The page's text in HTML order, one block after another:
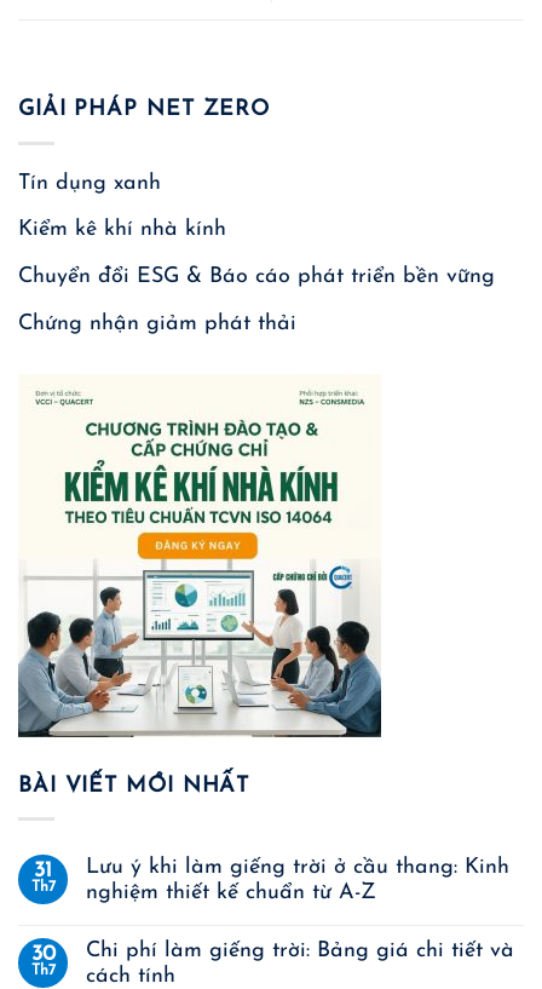
GIẢI PHÁP NET ZERO
Tín dụng xanh
Kiểm kê khí nhà kính
Chuyển đổi ESG & Báo cáo phát triển bền vững
Chứng nhận giảm phát thải
BÀI VIẾT MỚI NHẤT
31
Th7
Lưu ý khi làm giếng trời ở cầu thang: Kinh
nghiệm thiết kế chuẩn từ A-Z
30
Th7
Chi phí làm giếng trời: Bảng giá chi tiết và
cách tính